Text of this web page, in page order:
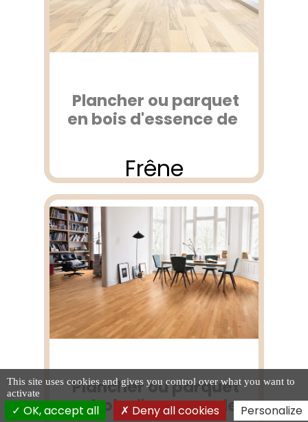
Plancher ou parquet
en bois d'essence de
Frêne
Plancher ou parquet
en bois d'essence de
This site uses cookies and gives you control over what you want to
activate
OK, accept all Deny all cookies Personalize